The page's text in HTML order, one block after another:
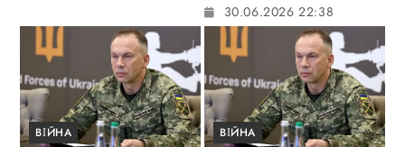
30.06.2026 22:38
ВІЙНА ВІЙНА